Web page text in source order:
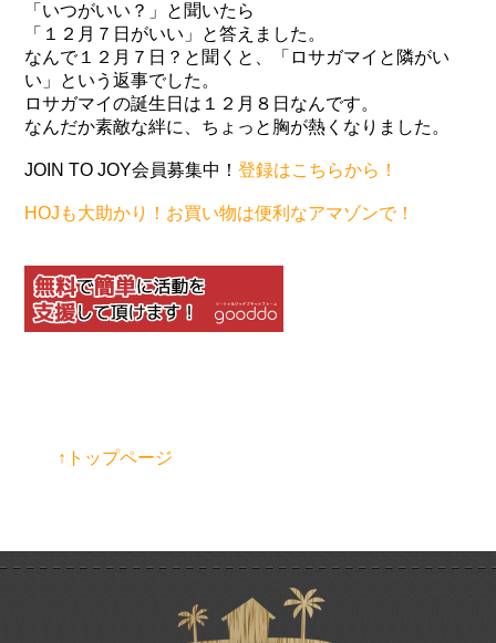
「いつがいい？」と聞いたら
「１２月７日がいい」と答えました。
なんで１２月７日？と聞くと、「ロサガマイと隣がい
い」という返事でした。
ロサガマイの誕生日は１２月８日なんです。
なんだか素敵な絆に、ちょっと胸が熱くなりました。
JOIN TO JOY会員募集中！登録はこちらから！
HOJも大助かり！お買い物は便利なアマゾンで！
↑トップページ